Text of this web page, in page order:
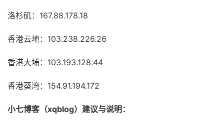
洛杉矶：167.88.178.18
香港云地：103.238.226.26
香港大埔：103.193.128.44
香港葵湾：154.91.194.172
小七博客（xqblog）建议与说明：